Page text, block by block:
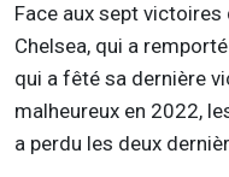
Face aux sept
Chelsea, qui a
qui a fêté sa dernière
malheureux en 2022,
a perdu les deux